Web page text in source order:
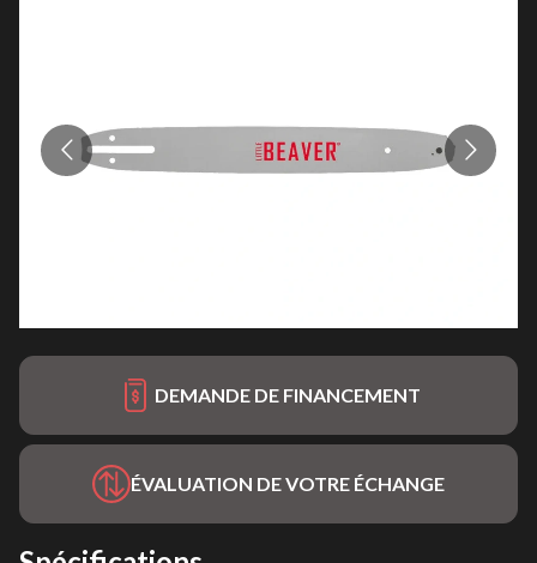
DEMANDE DE FINANCEMENT
ÉVALUATION DE VOTRE ÉCHANGE